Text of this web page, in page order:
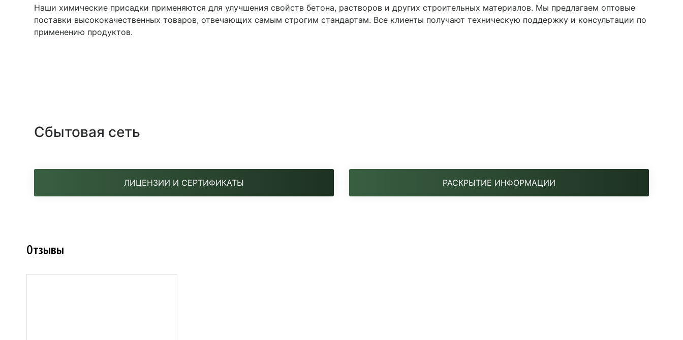
Наши химические присадки применяются для улучшения свойств бетона, растворов и других строительных материалов. Мы предлагаем оптовые
поставки высококачественных товаров, отвечающих самым строгим стандартам. Все клиенты получают техническую поддержку и консультации по
применению продуктов.
Сбытовая сеть
ЛИЦЕНЗИИ И СЕРТИФИКАТЫ РАСКРЫТИЕ ИНФОРМАЦИИ
Отзывы